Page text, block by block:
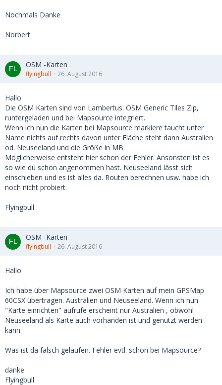
Nochmals Danke
Norbert
OSM -Karten
flyingbull 26. August 2016
Hallo
Die OSM Karten sind von Lambertus. OSM Generic Tiles Zip,
runtergeladen und bei Mapsource integriert.
Wenn ich nun die Karten bei Mapsource markiere taucht unter
Name nichts auf rechts davon unter Fläche steht dann Australien
od. Neuseeland und die Größe in MB.
Möglicherweise entsteht hier schon der Fehler. Ansonsten ist es
so wie du schon angenommen hast. Neuseeland lässt sich
einschieben und es ist alles da. Routen berechnen usw. habe ich
noch nicht probiert.
Flyingbull
OSM -Karten
flyingbull 26. August 2016
Hallo
Ich habe über Mapsource zwei OSM Karten auf mein GPSMap
60CSX übertragen. Australien und Neuseeland. Wenn ich nun
"Karte einrichten" aufrufe erscheint nur Australien , obwohl
Neuseeland als Karte auch vorhanden ist und genutzt werden
kann.
Was ist da falsch gelaufen. Fehler evtl. schon bei Mapsource?
danke
Flyingbull